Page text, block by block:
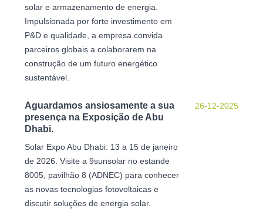
solar e armazenamento de energia.
Impulsionada por forte investimento em
P&D e qualidade, a empresa convida
parceiros globais a colaborarem na
construção de um futuro energético
sustentável.
26-12-2025
Aguardamos ansiosamente a sua
presença na Exposição de Abu
Dhabi.
Solar Expo Abu Dhabi: 13 a 15 de janeiro
de 2026. Visite a 9sunsolar no estande
8005, pavilhão 8 (ADNEC) para conhecer
as novas tecnologias fotovoltaicas e
discutir soluções de energia solar.